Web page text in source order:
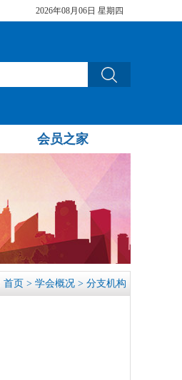
2026年08月06日 星期四
会员之家
首页 > 学会概况 > 分支机构